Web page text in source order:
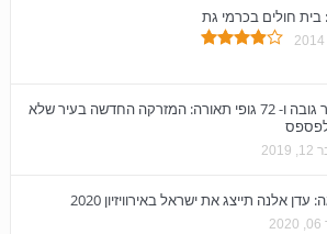
בית חולים בכרמי גת
14 מטר גובה ו- 72 גופי תאורה: המזרקה החדשה בעיר שלא
לפספס
עדן אלנה תייצג את ישראל באירוויזיון 2020